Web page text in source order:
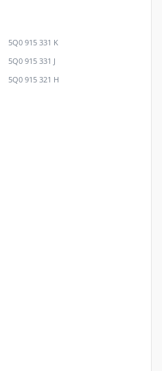
5Q0 915 331 K
5Q0 915 331 J
5Q0 915 321 H